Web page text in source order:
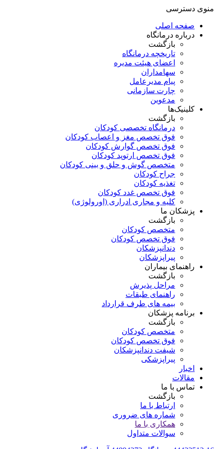
منوی دسترسی
صفحه اصلی
درباره درمانگاه
بازگشت
تاریخچه درمانگاه
اعضای هیئت مدیره
سهامداران
پیام مدیرعامل
چارت سازمانی
مدعوین
کلینیک‌ها
بازگشت
درمانگاه تخصصی کودکان
فوق تخصص مغز و اعصاب کودکان
فوق تخصص گوارش کودکان
فوق تخصص ارتوپد کودکان
متخصص گوش و حلق و بینی کودکان
جراح کودکان
تغذیه کودکان
فوق تخصص غدد کودکان
کلیه و مجاری ادراری (اورولوژی)
پزشکان ما
بازگشت
متخصص کودکان
فوق تخصص کودکان
دندانپزشکان
پیراپزشکان
راهنمای بیماران
بازگشت
مراحل پذیرش
راهنمای طبقات
بیمه های طرف قرارداد
برنامه پزشکان
بازگشت
متخصص کودکان
فوق تخصص کودکان
شیفت دندانپزشکان
پیراپزشکی
اخبار
مقالات
تماس با ما
بازگشت
ارتباط با ما
شماره های ضروری
همکاری با ما
سوالات متداول